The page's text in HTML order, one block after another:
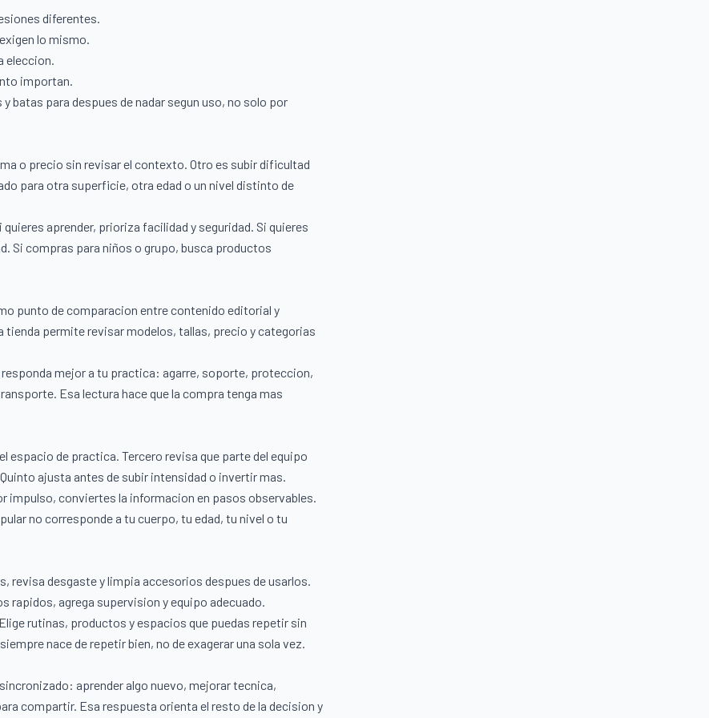
diferentes.
lo mismo.
eleccion.
importan.
batas para despues de nadar segun uso, no solo por
o precio sin revisar el contexto. Otro es subir dificultad
para otra superficie, otra edad o un nivel distinto de
aprender, prioriza facilidad y seguridad. Si quieres
Si compras para niños o grupo, busca productos
punto de comparacion entre contenido editorial y
permite revisar modelos, tallas, precio y categorias
mejor a tu practica: agarre, soporte, proteccion,
Esa lectura hace que la compra tenga mas
de practica. Tercero revisa que parte del equipo
ajusta antes de subir intensidad o invertir mas.
impulso, conviertes la informacion en pasos observables.
no corresponde a tu cuerpo, tu edad, tu nivel o tu
revisa desgaste y limpia accesorios despues de usarlos.
rapidos, agrega supervision y equipo adecuado.
rutinas, productos y espacios que puedas repetir sin
nace de repetir bien, no de exagerar una sola vez.
aprender algo nuevo, mejorar tecnica,
compartir. Esa respuesta orienta el resto de la decision y